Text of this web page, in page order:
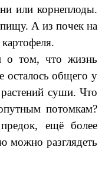
или корнеплоды.
А из почек на
о том, что жизнь
осталось общего у
суши. Что
потомкам?
ещё более
можно разглядеть